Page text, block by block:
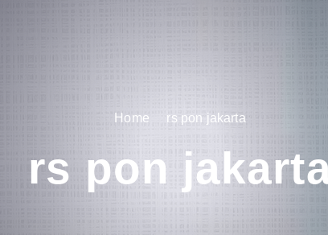
Home rs pon jakarta
rs pon